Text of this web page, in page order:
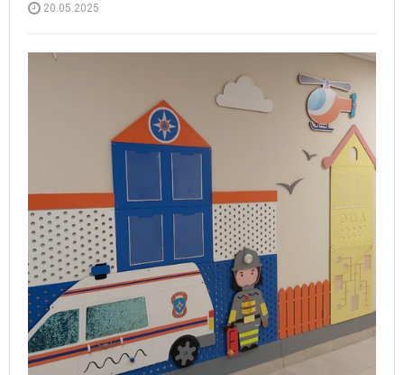
20.05.2025